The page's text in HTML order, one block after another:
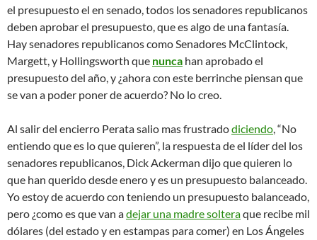
el presupuesto el en senado, todos los senadores republicanos
deben aprobar el presupuesto, que es algo de una fantasía.
Hay senadores republicanos como Senadores McClintock,
Margett, y Hollingsworth que nunca han aprobado el
presupuesto del año, y ¿ahora con este berrinche piensan que
se van a poder poner de acuerdo? No lo creo.
Al salir del encierro Perata salio mas frustradodiciendo, “No
entiendo que es lo que quieren”, la respuesta de el líder del los
senadores republicanos, Dick Ackerman dijo que quieren lo
que han querido desde enero y es un presupuesto balanceado.
Yo estoy de acuerdo con teniendo un presupuesto balanceado,
pero ¿como es que van adejar una madre solteraque recibe mil
dólares (del estado y en estampas para comer) en Los Ángeles